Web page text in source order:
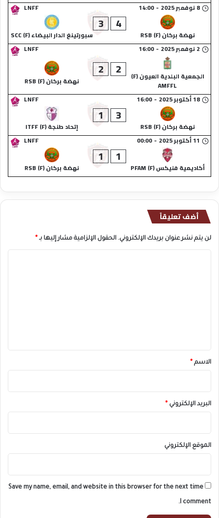
LNFF
8 نوفمبر 2025 -
14:00
نهضة بركان (F) RSB
4
3
سبورتينغ الدار البيضاء (F) SCC
LNFF
2 نوفمبر 2025 -
16:00
الجمعية البلدية العيون (F)
AMFFL
2
2
نهضة بركان (F) RSB
LNFF
18 أكتوبر 2025 -
16:00
نهضة بركان (F) RSB
3
1
إتحاد طنجة (F) ITFF
LNFF
11 أكتوبر 2025 -
00:00
أكاديمية فنيكس (F) PFAM
1
1
نهضة بركان (F) RSB
أضف تعليقاً
لن يتم نشر عنوان بريدك الإلكتروني. الحقول الإلزامية مشار إليها بـ *
*
الاسم *
البريد الإلكتروني *
الموقع الإلكتروني
Save my name, email, and website in this browser for the next time
I comment.